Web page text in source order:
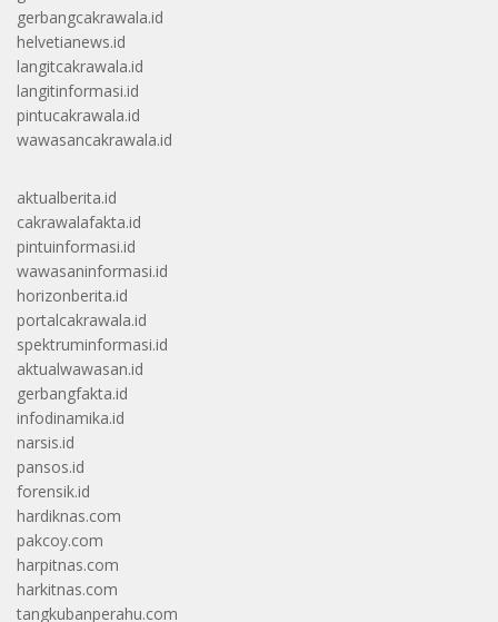
gerbangcakrawala.id
helvetianews.id
langitcakrawala.id
langitinformasi.id
pintucakrawala.id
wawasancakrawala.id
aktualberita.id
cakrawalafakta.id
pintuinformasi.id
wawasaninformasi.id
horizonberita.id
portalcakrawala.id
spektruminformasi.id
aktualwawasan.id
gerbangfakta.id
infodinamika.id
narsis.id
pansos.id
forensik.id
hardiknas.com
pakcoy.com
harpitnas.com
harkitnas.com
tangkubanperahu.com